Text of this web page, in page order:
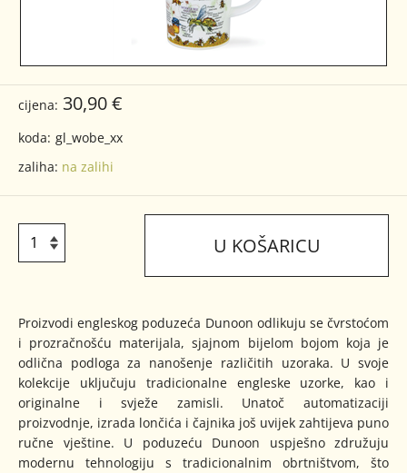
cijena: 30,90 €
koda: gl_wobe_xx
zaliha: na zalihi
U KOŠARICU
Proizvodi engleskog poduzeća Dunoon odlikuju se čvrstoćom
i prozračnošću materijala, sjajnom bijelom bojom koja je
odlična podloga za nanošenje različitih uzoraka. U svoje
kolekcije uključuju tradicionalne engleske uzorke, kao i
originalne i svježe zamisli. Unatoč automatizaciji
proizvodnje, izrada lončića i čajnika još uvijek zahtijeva puno
ručne vještine. U poduzeću Dunoon uspješno združuju
modernu tehnologiju s tradicionalnim obrtništvom, što